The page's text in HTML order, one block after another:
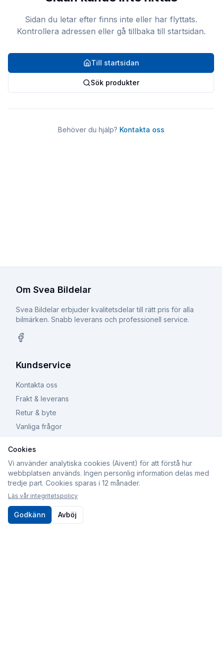
Sidan du letar efter finns inte eller har flyttats.
Kontrollera adressen eller gå tillbaka till startsidan.
Till startsidan
Sök produkter
Behöver du hjälp? Kontakta oss
Om Svea Bildelar
Svea Bildelar erbjuder kvalitetsdelar till rätt pris för alla
bilmärken. Snabb leverans och professionell service.
Kundservice
Kontakta oss
Frakt & leverans
Retur & byte
Vanliga frågor
Information
Köpvillkor
Integritetspolicy
Cookies
Om oss
Cookies
Vi använder analytiska cookies (Aivent) för att förstå hur
webbplatsen används. Ingen personlig information delas med
tredje part. Cookies sparas i 12 månader.
Läs vår integritetspolicy
Godkänn Avböj